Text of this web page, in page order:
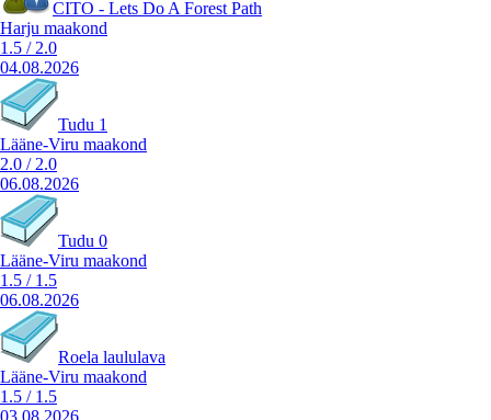
CITO - Lets Do A Forest Path
Harju maakond
1.5 / 2.0
04.08.2026
Tudu 1
Lääne-Viru maakond
2.0 / 2.0
06.08.2026
Tudu 0
Lääne-Viru maakond
1.5 / 1.5
06.08.2026
Roela laululava
Lääne-Viru maakond
1.5 / 1.5
03.08.2026